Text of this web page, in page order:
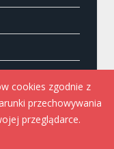
cookies zgodnie z
przechowywania
przeglądarce.